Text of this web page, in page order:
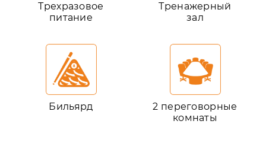
Трехразовое
питание
Тренажерный
зал
Бильярд
2 переговорные
комнаты